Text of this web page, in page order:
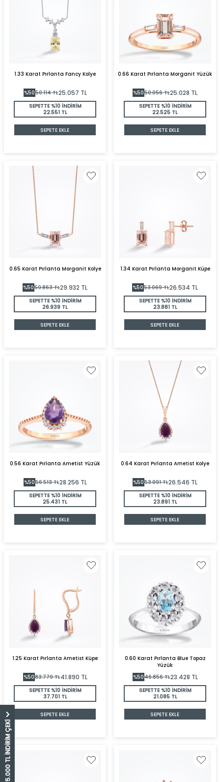
5.000 TL İNDİRİM ÇEKİ
1.33 Karat Pırlanta Fancy Kolye
%5050.114TL25.057 TL
SEPETTE %10 İNDİRİM
22.551 TL
SEPETE EKLE
0.66 Karat Pırlanta Morganit Yüzük
%5050.056TL25.028 TL
SEPETTE %10 İNDİRİM
22.525 TL
SEPETE EKLE
0.65 Karat Pırlanta Morganit Kolye
%5059.863TL29.932 TL
SEPETTE %10 İNDİRİM
26.939 TL
SEPETE EKLE
1.34 Karat Pırlanta Morganit Küpe
%5053.069TL26.534 TL
SEPETTE %10 İNDİRİM
23.881 TL
SEPETE EKLE
0.56 Karat Pırlanta Ametist Yüzük
%5056.513TL28.256 TL
SEPETTE %10 İNDİRİM
25.431 TL
SEPETE EKLE
0.64 Karat Pırlanta Ametist Kolye
%5053.091TL26.546 TL
SEPETTE %10 İNDİRİM
23.891 TL
SEPETE EKLE
1.25 Karat Pırlanta Ametist Küpe
%5083.779TL41.890 TL
SEPETTE %10 İNDİRİM
37.701 TL
SEPETE EKLE
0.60 Karat Pırlanta Blue Topaz
Yüzük
%5046.856TL23.428 TL
SEPETTE %10 İNDİRİM
21.085 TL
SEPETE EKLE